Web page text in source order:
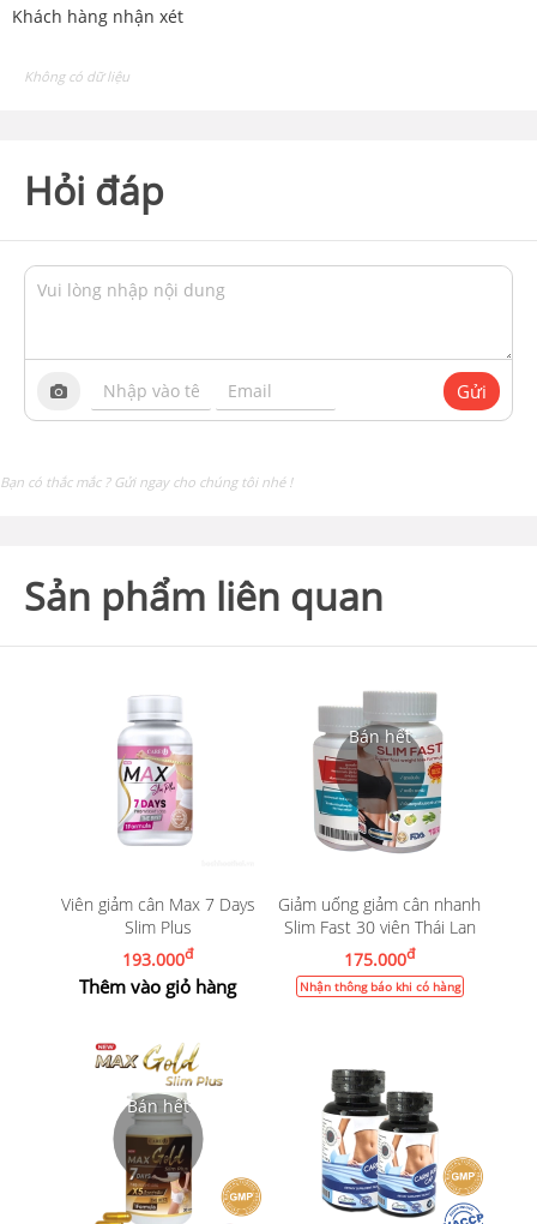
Khách hàng nhận xét
Không có dữ liệu
Hỏi đáp
Gửi
Bạn có thắc mắc ? Gửi ngay cho chúng tôi nhé !
Sản phẩm liên quan
Viên giảm cân Max 7 Days
Slim Plus
193.000đ
Thêm vào giỏ hàng
Giảm uống giảm cân nhanh
Slim Fast 30 viên Thái Lan
175.000đ
Nhận thông báo khi có hàng